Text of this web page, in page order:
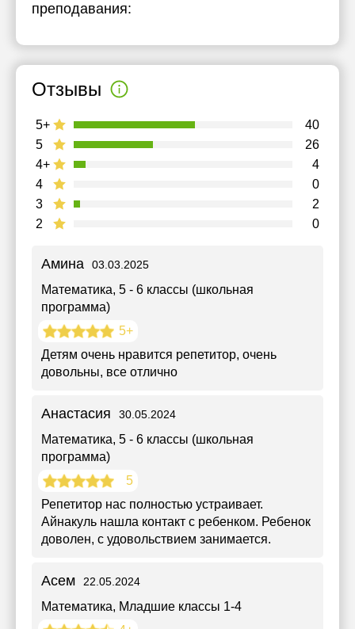
преподавания:
Отзывы
2 0
3 2
4 0
4+ 4
5 26
5+ 40
Амина 03.03.2025
Математика, 5 - 6 классы (школьная
программа)
5+
Детям очень нравится репетитор, очень
довольны, все отлично
Анастасия 30.05.2024
Математика, 5 - 6 классы (школьная
программа)
5
Репетитор нас полностью устраивает.
Айнакуль нашла контакт с ребенком. Ребенок
доволен, с удовольствием занимается.
Асем 22.05.2024
Математика, Младшие классы 1-4